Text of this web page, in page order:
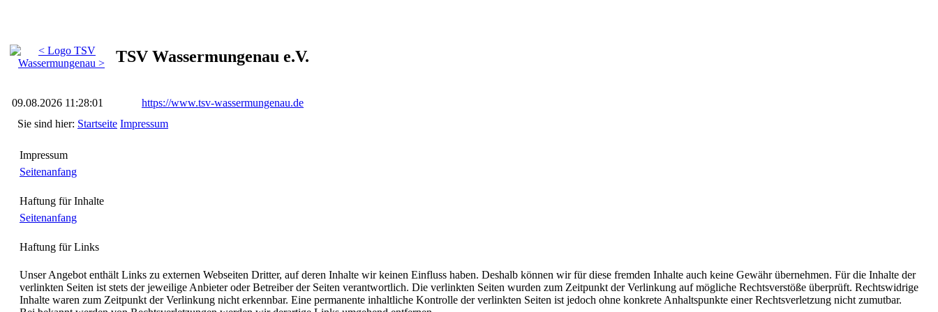
TSV Wassermungenau e.V.
09.08.2026 11:28:01
https://www.tsv-wassermungenau.de
Sie sind hier: Startseite Impressum
Impressum
Seitenanfang
Haftung für Inhalte
Seitenanfang
Haftung für Links
Unser Angebot enthält Links zu externen Webseiten Dritter, auf deren Inhalte wir keinen Einfluss haben. Deshalb können wir für diese fremden Inhalte auch keine Gewähr übernehmen. Für die Inhalte der
verlinkten Seiten ist stets der jeweilige Anbieter oder Betreiber der Seiten verantwortlich. Die verlinkten Seiten wurden zum Zeitpunkt der Verlinkung auf mögliche Rechtsverstöße überprüft. Rechtswidrige
Inhalte waren zum Zeitpunkt der Verlinkung nicht erkennbar. Eine permanente inhaltliche Kontrolle der verlinkten Seiten ist jedoch ohne konkrete Anhaltspunkte einer Rechtsverletzung nicht zumutbar.